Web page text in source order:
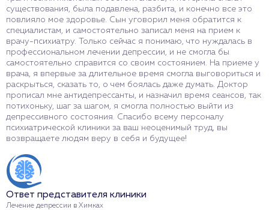
существования, была подавлена, разбита, и конечно все это
повлияло мое здоровье. Сын уговорил меня обратится к
специалистам, и самостоятельно записал меня на прием к
врачу-психиатру. Только сейчас я понимаю, что нуждалась в
профессиональном лечении депрессии, и не смогла бы
самостоятельно справится со своим состоянием. На приеме у
врача, я впервые за длительное время смогла выговориться и
раскрыться, сказать то, о чем боялась даже думать. Доктор
прописал мне антидепрессанты, и назначил время сеансов, так
потихоньку, шаг за шагом, я смогла полностью выйти из
депрессивного состояния. Спасибо всему персоналу
психиатрической клиники за ваш неоценимый труд, вы
возвращаете людям веру в себя и будущее!
Ответ представителя клиники
Лечение депрессии в Химках